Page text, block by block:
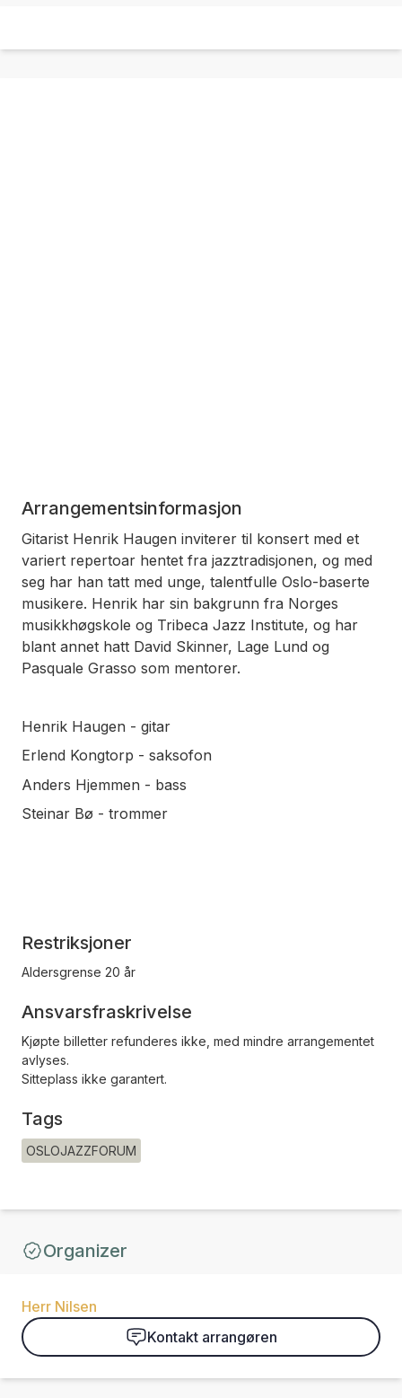
Arrangementsinformasjon
Gitarist Henrik Haugen inviterer til konsert med et
variert repertoar hentet fra jazztradisjonen, og med
seg har han tatt med unge, talentfulle Oslo-baserte
musikere. Henrik har sin bakgrunn fra Norges
musikkhøgskole og Tribeca Jazz Institute, og har
blant annet hatt David Skinner, Lage Lund og
Pasquale Grasso som mentorer.
Henrik Haugen - gitar
Erlend Kongtorp - saksofon
Anders Hjemmen - bass
Steinar Bø - trommer
Restriksjoner
Aldersgrense 20 år
Ansvarsfraskrivelse
Kjøpte billetter refunderes ikke, med mindre arrangementet
avlyses.
Sitteplass ikke garantert.
Tags
OSLOJAZZFORUM
Organizer
Herr Nilsen
Kontakt arrangøren